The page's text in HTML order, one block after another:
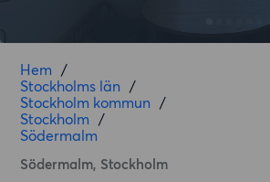
Hem /
Stockholms län /
Stockholm kommun /
Stockholm /
Södermalm
Södermalm, Stockholm